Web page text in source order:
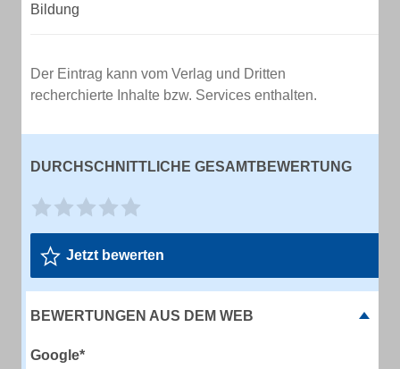
Bildung
Der Eintrag kann vom Verlag und Dritten
recherchierte Inhalte bzw. Services enthalten.
DURCHSCHNITTLICHE GESAMTBEWERTUNG
Jetzt bewerten
BEWERTUNGEN AUS DEM WEB
Google*